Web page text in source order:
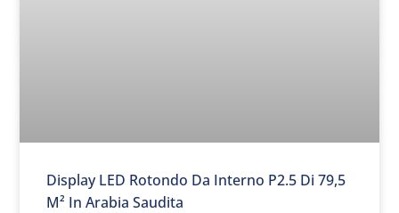
Display LED Rotondo Da Interno P2.5 Di 79,5
M² In Arabia Saudita